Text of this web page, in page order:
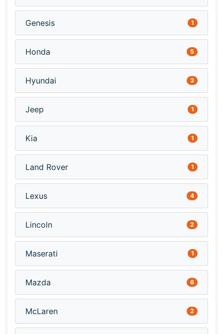
Genesis 1
Honda 5
Hyundai 3
Jeep 1
Kia 1
Land Rover 1
Lexus 4
Lincoln 2
Maserati 1
Mazda 6
McLaren 2